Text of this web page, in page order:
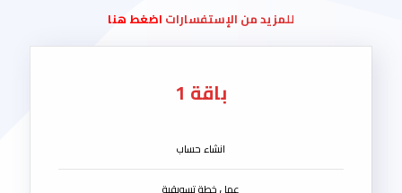
للمزيد من الإستفسارات اضغط هنا
باقة 1
انشاء حساب